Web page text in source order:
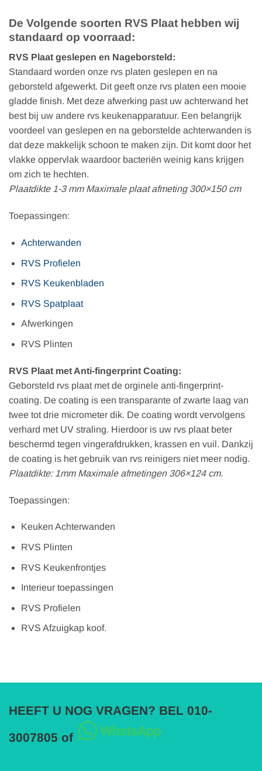
De Volgende soorten RVS Plaat hebben wij
standaard op voorraad:
RVS Plaat geslepen en Nageborsteld:
Standaard worden onze rvs platen geslepen en na
geborsteld afgewerkt. Dit geeft onze rvs platen een mooie
gladde finish. Met deze afwerking past uw achterwand het
best bij uw andere rvs keukenapparatuur. Een belangrijk
voordeel van geslepen en na geborstelde achterwanden is
dat deze makkelijk schoon te maken zijn. Dit komt door het
vlakke oppervlak waardoor bacteriën weinig kans krijgen
om zich te hechten.
Plaatdikte 1-3 mm Maximale plaat afmeting 300×150 cm
Toepassingen:
Achterwanden
RVS Profielen
RVS Keukenbladen
RVS Spatplaat
Afwerkingen
RVS Plinten
RVS Plaat met Anti-fingerprint Coating:
Geborsteld rvs plaat met de orginele anti-fingerprint-
coating. De coating is een transparante of zwarte laag van
twee tot drie micrometer dik. De coating wordt vervolgens
verhard met UV straling. Hierdoor is uw rvs plaat beter
beschermd tegen vingerafdrukken, krassen en vuil. Dankzij
de coating is het gebruik van rvs reinigers niet meer nodig.
Plaatdikte: 1mm Maximale afmetingen 306×124 cm.
Toepassingen:
Keuken Achterwanden
RVS Plinten
RVS Keukenfrontjes
Interieur toepassingen
RVS Profielen
RVS Afzuigkap koof.
HEEFT U NOG VRAGEN? BEL 010-
3007805 of